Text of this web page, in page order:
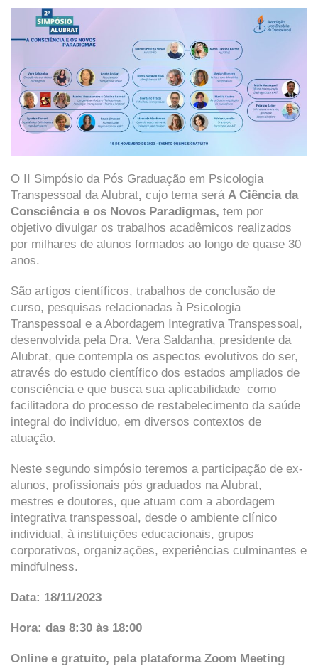
O II Simpósio da Pós Graduação em Psicologia
Transpessoal da Alubrat, cujo tema será A Ciência da
Consciência e os Novos Paradigmas, tem por
objetivo divulgar os trabalhos acadêmicos realizados
por milhares de alunos formados ao longo de quase 30
anos.
São artigos científicos, trabalhos de conclusão de
curso, pesquisas relacionadas à Psicologia
Transpessoal e a Abordagem Integrativa Transpessoal,
desenvolvida pela Dra. Vera Saldanha, presidente da
Alubrat, que contempla os aspectos evolutivos do ser,
através do estudo científico dos estados ampliados de
consciência e que busca sua aplicabilidade como
facilitadora do processo de restabelecimento da saúde
integral do indivíduo, em diversos contextos de
atuação.
Neste segundo simpósio teremos a participação de ex-
alunos, profissionais pós graduados na Alubrat,
mestres e doutores, que atuam com a abordagem
integrativa transpessoal, desde o ambiente clínico
individual, à instituições educacionais, grupos
corporativos, organizações, experiências culminantes e
mindfulness.
Data: 18/11/2023
Hora: das 8:30 às 18:00
Online e gratuito, pela plataforma Zoom Meeting